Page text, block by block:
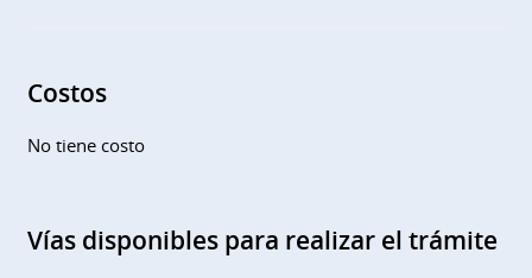
Costos
No tiene costo
Vías disponibles para realizar el trámite